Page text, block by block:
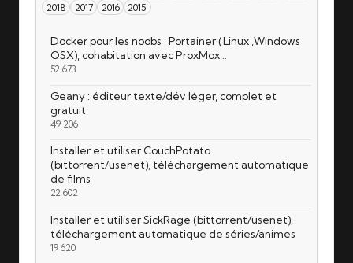
2018
2017 2016 2015
Docker pour les noobs : Portainer (Linux ,Windows
OSX), cohabitation avec ProxMox…
52 673
Geany : éditeur texte/dév léger, complet et
gratuit
49 206
Installer et utiliser CouchPotato
(bittorrent/usenet), téléchargement automatique
de films
22 602
Installer et utiliser SickRage (bittorrent/usenet),
téléchargement automatique de séries/animes
19 620